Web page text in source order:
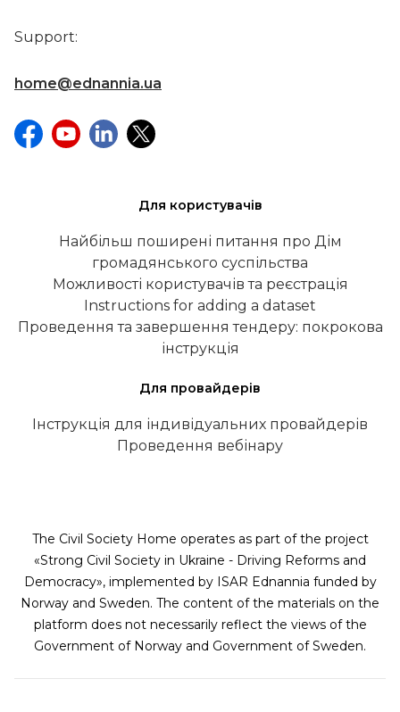
Support:
home@ednannia.ua
Для користувачів
Найбільш поширені питання про Дім
громадянського суспільства
Можливості користувачів та реєстрація
Instructions for adding a dataset
Проведення та завершення тендеру: покрокова
інструкція
Для провайдерів
Інструкція для індивідуальних провайдерів
Проведення вебінару
The Civil Society Home operates as part of the project
«Strong Civil Society in Ukraine - Driving Reforms and
Democracy», implemented by ISAR Ednannia funded by
Norway and Sweden. The content of the materials on the
platform does not necessarily reflect the views of the
Government of Norway and Government of Sweden.